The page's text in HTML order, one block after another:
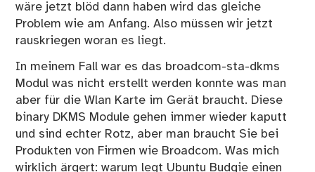
wäre jetzt blöd dann haben wird das gleiche
Problem wie am Anfang. Also müssen wir jetzt
rauskriegen woran es liegt.
In meinem Fall war es das broadcom-sta-dkms
Modul was nicht erstellt werden konnte was man
aber für die Wlan Karte im Gerät braucht. Diese
binary DKMS Module gehen immer wieder kaputt
und sind echter Rotz, aber man braucht Sie bei
Produkten von Firmen wie Broadcom. Was mich
wirklich ärgert: warum legt Ubuntu Budgie einen